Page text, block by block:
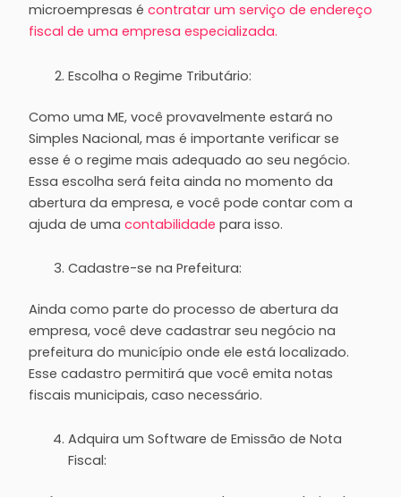
microempresas é contratar um serviço de endereço
fiscal de uma empresa especializada.
Escolha o Regime Tributário:
Como uma ME, você provavelmente estará no
Simples Nacional, mas é importante verificar se
esse é o regime mais adequado ao seu negócio.
Essa escolha será feita ainda no momento da
abertura da empresa, e você pode contar com a
ajuda de uma contabilidade para isso.
Cadastre-se na Prefeitura:
Ainda como parte do processo de abertura da
empresa, você deve cadastrar seu negócio na
prefeitura do município onde ele está localizado.
Esse cadastro permitirá que você emita notas
fiscais municipais, caso necessário.
Adquira um Software de Emissão de Nota
Fiscal: